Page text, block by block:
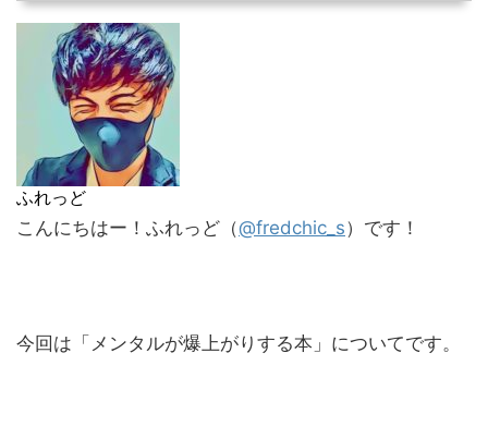
ふれっど
こんにちはー！ふれっど（@fredchic_s）です！
今回は「メンタルが爆上がりする本」についてです。